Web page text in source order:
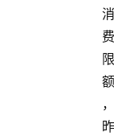
消
费
限
额
，
昨